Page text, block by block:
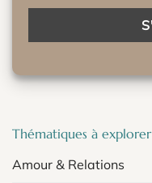
Thématiques à explorer
Amour & Relations